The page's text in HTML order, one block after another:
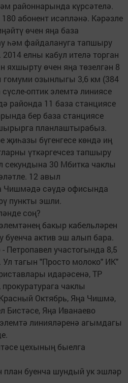
районнарында күрсәтелә.
абонент исәпләнә. Кәрәзле
өчен яңа база
һәм файдалануга тапшыру
елны кабул ителә торган
өчен яңа төзелгән 8
гомуми озынлыгы 3,6 км (384
оптик элемтә линиясе
районда 11 база станциясе
бер база станциясе
планлаштырабыз.
җиһазы бүгенгесе көндә иң
үткәргечсез тапшыру
секундына 30 Мбитка чаклы
12 авыл
Чишмәдә сәүдә офисында
пункты эшли.
соң?
бакыр кабельләрен
буенча актив эш алып бара.
Петропавел участогында 8,5
тагын "Просто молоко" ИК"
идарәсенә, ТР
чаклы
Октябрь, Яңа Чишмә,
Бистәсе, Яңа Иванаево
линияләренә агымдагы
цехының быелга
план буенча шундый ук эшләр